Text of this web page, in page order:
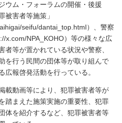
ウム・フォーラムの開催・後援
被害者等施策」
seifu/dantai_top.html）、警察
x.com/NPA_KOHO）等の様々な広
者等が置かれている状況や警察、
を行う民間の団体等が取り組んで
広報啓発活動を行っている。
載動画等により、犯罪被害者等が
踏まえた施策実施の重要性、犯罪
体を紹介するなど、犯罪被害者等